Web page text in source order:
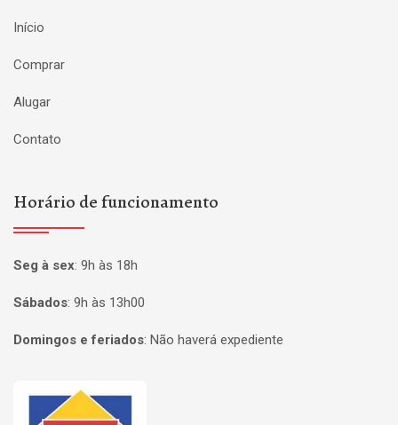
Início
Comprar
Alugar
Contato
Horário de funcionamento
Seg à sex: 9h às 18h
Sábados: 9h às 13h00
Domingos e feriados: Não haverá expediente
Página inicial